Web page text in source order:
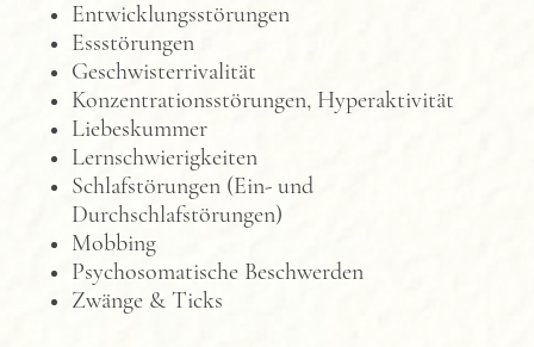
Entwicklungsstörungen
Essstörungen
Geschwisterrivalität
Konzentrationsstörungen, Hyperaktivität
Liebeskummer
Lernschwierigkeiten
Schlafstörungen (Ein- und
Durchschlafstörungen)
Mobbing
Psychosomatische Beschwerden
Zwänge & Ticks